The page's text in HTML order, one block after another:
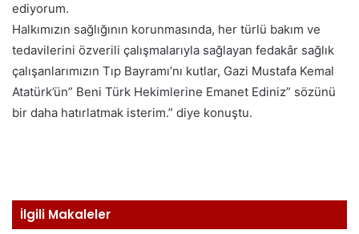
ediyorum.
Halkımızın sağlığının korunmasında, her türlü bakım ve
tedavilerini özverili çalışmalarıyla sağlayan fedakâr sağlık
çalışanlarımızın Tıp Bayramı’nı kutlar, Gazi Mustafa Kemal
Atatürk’ün” Beni Türk Hekimlerine Emanet Ediniz” sözünü
bir daha hatırlatmak isterim.” diye konuştu.
İlgili Makaleler